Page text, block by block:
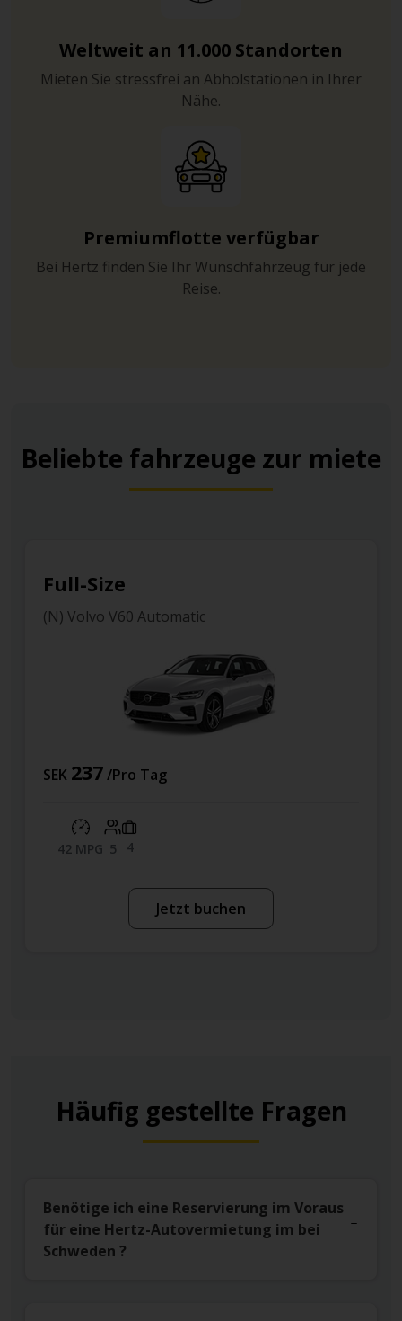
Weltweit an 11.000 Standorten
Mieten Sie stressfrei an Abholstationen in Ihrer
Nähe.
Premiumflotte verfügbar
Bei Hertz finden Sie Ihr Wunschfahrzeug für jede
Reise.
Beliebte fahrzeuge zur miete
Full-Size
(N) Volvo V60 Automatic
SEK 237/Pro Tag
42 MPG 5 4
Jetzt buchen
Häufig gestellte Fragen
Benötige ich eine Reservierung im Voraus
für eine Hertz-Autovermietung im bei
Schweden ?